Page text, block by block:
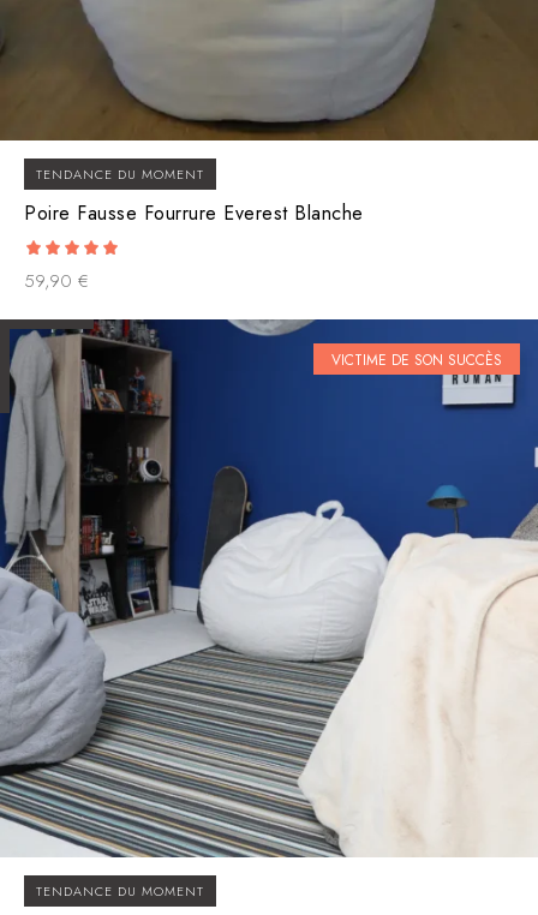
TENDANCE DU MOMENT
Poire Fausse Fourrure Everest Blanche
5.00
59,90 €
TENDANCE DU MOMENT
VICTIME DE SON SUCCÈS